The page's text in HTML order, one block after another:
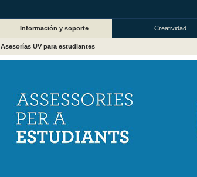
Información y soporte Creatividad
Asesorías UV para estudiantes